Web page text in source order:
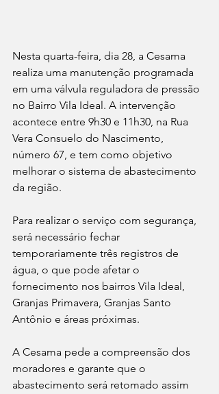
Nesta quarta-feira, dia 28, a Cesama
realiza uma manutenção programada
em uma válvula reguladora de pressão
no Bairro Vila Ideal. A intervenção
acontece entre 9h30 e 11h30, na Rua
Vera Consuelo do Nascimento,
número 67, e tem como objetivo
melhorar o sistema de abastecimento
da região.
Para realizar o serviço com segurança,
será necessário fechar
temporariamente três registros de
água, o que pode afetar o
fornecimento nos bairros Vila Ideal,
Granjas Primavera, Granjas Santo
Antônio e áreas próximas.
A Cesama pede a compreensão dos
moradores e garante que o
abastecimento será retomado assim